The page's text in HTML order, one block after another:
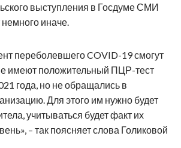
выступления в Госдуме СМИ
иначе.
переболевшего COVID-19 смогут
имеют положительный ПЦР-тест
года, но не обращались в
Для этого им нужно будет
учитываться будет факт их
– так поясняет слова Голиковой